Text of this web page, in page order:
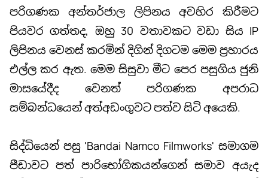
පරිගණක අන්තර්ජාල ලිපිනය අවහිර කිරීමට
පියවර ගත්තද, ඔහු 30 වතාවකට වඩා සිය IP
ලිපිනය වෙනස් කරමින් දිගින් දිගටම මෙම ප්‍රහාරය
එල්ල කර ඇත. මෙම සිසුවා මීට පෙර පසුගිය ජුනි
මාසයේදීද වෙනත් පරිගණක අපරාධ
සම්බන්ධයෙන් අත්අඩංගුවට පත්ව සිටි අයෙකි.
සිද්ධියෙන් පසු 'Bandai Namco Filmworks' සමාගම
පීඩාවට පත් පාරිභෝගිකයන්ගෙන් සමාව අයැද